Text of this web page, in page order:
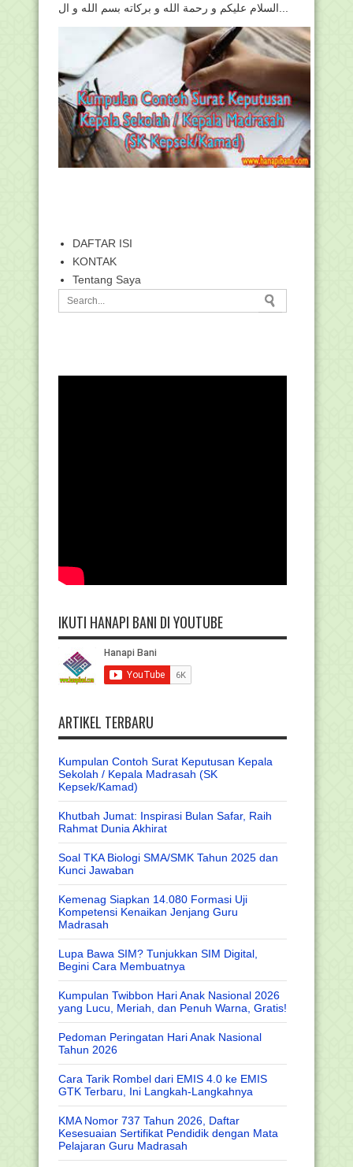
DAFTAR ISI
KONTAK
Tentang Saya
IKUTI HANAPI BANI DI YOUTUBE
ARTIKEL TERBARU
Kumpulan Contoh Surat Keputusan Kepala
Sekolah / Kepala Madrasah (SK
Kepsek/Kamad)
Khutbah Jumat: Inspirasi Bulan Safar, Raih
Rahmat Dunia Akhirat
Soal TKA Biologi SMA/SMK Tahun 2025 dan
Kunci Jawaban
Kemenag Siapkan 14.080 Formasi Uji
Kompetensi Kenaikan Jenjang Guru
Madrasah
Lupa Bawa SIM? Tunjukkan SIM Digital,
Begini Cara Membuatnya
Kumpulan Twibbon Hari Anak Nasional 2026
yang Lucu, Meriah, dan Penuh Warna, Gratis!
Pedoman Peringatan Hari Anak Nasional
Tahun 2026
Cara Tarik Rombel dari EMIS 4.0 ke EMIS
GTK Terbaru, Ini Langkah-Langkahnya
KMA Nomor 737 Tahun 2026, Daftar
Kesesuaian Sertifikat Pendidik dengan Mata
Pelajaran Guru Madrasah